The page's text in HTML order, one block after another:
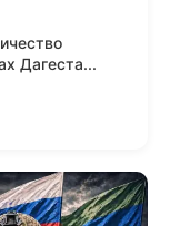
Дагеста...